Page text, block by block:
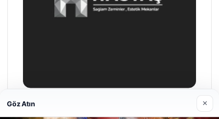
Prenses Night Club
Göz Atın ×